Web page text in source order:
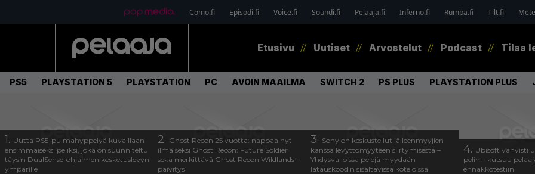
Como.fi Episodi.fi Voice.fi Soundi.fi Pelaaja.fi Inferno.fi Rumba.fi Tilt.fi
Etusivu Uutiset Arvostelut Podcast Tilaa
PS5 PLAYSTATION 5 PLAYSTATION PC AVOIN MAAILMA SWITCH 2 PS PLUS PLAYSTATION PLUS
1. Uutta PS5-pulmahyppelyä kuvaillaan
ensimmäiseksi peliksi, joka on suunniteltu
täysin DualSense-ohjaimen kosketuslevyn
ympärille
2. Ghost Recon 25 vuotta: nappaa nyt
ilmaiseksi Ghost Recon: Future Soldier
sekä merkittävä Ghost Recon Wildlands -
päivitys
3. Sony on keskustellut jälleenmyyjien
kanssa levyttömyyteen siirtymisestä –
Yhdysvalloissa pelejä myydään
latauskoodin sisältävissä koteloissa
4. Ubisoft vahvisti
pelin – kutsuu
ennakkotestiin